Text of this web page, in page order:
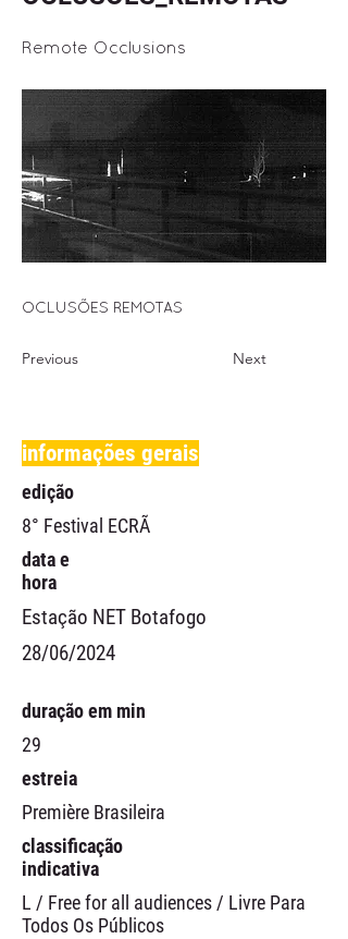
Remote Occlusions
OCLUSÕES REMOTAS
Previous Next
informações gerais
edição
8° Festival ECRÃ
data e
hora
Estação NET Botafogo
28/06/2024
duração em min
29
estreia
Première Brasileira
classificação
indicativa
L / Free for all audiences / Livre Para
Todos Os Públicos